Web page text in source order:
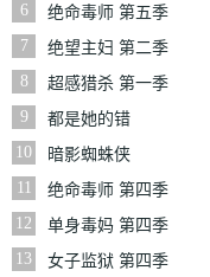
6
绝命毒师 第五季
7
绝望主妇 第二季
8
超感猎杀 第一季
9
都是她的错
10
暗影蜘蛛侠
11
绝命毒师 第四季
12
单身毒妈 第四季
13
女子监狱 第四季